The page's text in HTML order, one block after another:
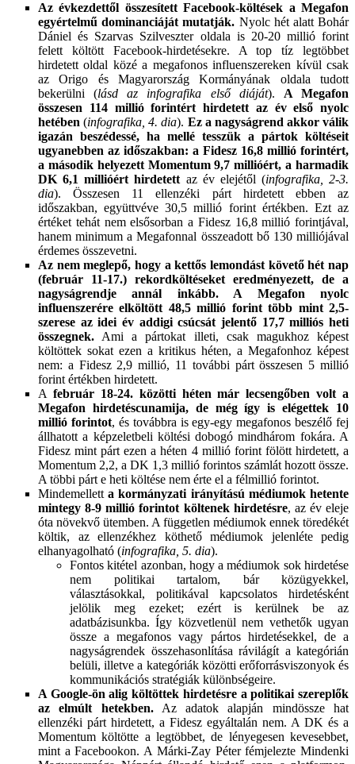
Az évkezdettől összesített Facebook-költések a Megafon
egyértelmű dominanciáját mutatják. Nyolc hét alatt Bohár
Dániel és Szarvas Szilveszter oldala is 20-20 millió forint
felett költött Facebook-hirdetésekre. A top tíz legtöbbet
hirdetett oldal közé a megafonos influenszereken kívül csak
az Origo és Magyarország Kormányának oldala tudott
bekerülni (lásd az infografika első diáját). A Megafon
összesen 114 millió forintért hirdetett az év első nyolc
hetében (infografika, 4. dia). Ez a nagyságrend akkor válik
igazán beszédessé, ha mellé tesszük a pártok költéseit
ugyanebben az időszakban: a Fidesz 16,8 millió forintért,
a második helyezett Momentum 9,7 millióért, a harmadik
DK 6,1 millióért hirdetett az év elejétől (infografika, 2-3.
dia). Összesen 11 ellenzéki párt hirdetett ebben az
időszakban, együttvéve 30,5 millió forint értékben. Ezt az
értéket tehát nem elsősorban a Fidesz 16,8 millió forintjával,
hanem minimum a Megafonnal összeadott bő 130 milliójával
érdemes összevetni.
Az nem meglepő, hogy a kettős lemondást követő hét nap
(február 11-17.) rekordköltéseket eredményezett, de a
nagyságrendje annál inkább. A Megafon nyolc
influenszerére elköltött 48,5 millió forint több mint 2,5-
szerese az idei év addigi csúcsát jelentő 17,7 milliós heti
összegnek. Ami a pártokat illeti, csak magukhoz képest
költöttek sokat ezen a kritikus héten, a Megafonhoz képest
nem: a Fidesz 2,9 millió, 11 további párt összesen 5 millió
forint értékben hirdetett.
A február 18-24. közötti héten már lecsengőben volt a
Megafon hirdetéscunamija, de még így is elégettek 10
millió forintot, és továbbra is egy-egy megafonos beszélő fej
állhatott a képzeletbeli költési dobogó mindhárom fokára. A
Fidesz mint párt ezen a héten 4 millió forint fölött hirdetett, a
Momentum 2,2, a DK 1,3 millió forintos számlát hozott össze.
A többi párt e heti költése nem érte el a félmillió forintot.
Mindemelletta kormányzati irányítású médiumok hetente
mintegy 8-9 millió forintot költenek hirdetésre, az év eleje
óta növekvő ütemben. A független médiumok ennek töredékét
költik, az ellenzékhez köthető médiumok jelenléte pedig
elhanyagolható (infografika, 5. dia).
Fontos kitétel azonban, hogy a médiumok sok hirdetése
nem politikai tartalom, bár közügyekkel,
választásokkal, politikával kapcsolatos hirdetésként
jelölik meg ezeket; ezért is kerülnek be az
adatbázisunkba. Így közvetlenül nem vethetők ugyan
össze a megafonos vagy pártos hirdetésekkel, de a
nagyságrendek összehasonlítása rávilágít a kategórián
belüli, illetve a kategóriák közötti erőforrásviszonyok és
kommunikációs stratégiák különbségeire.
A Google-ön alig költöttek hirdetésre a politikai szereplők
az elmúlt hetekben.Az adatok alapján mindössze hat
ellenzéki párt hirdetett, a Fidesz egyáltalán nem. A DK és a
Momentum költötte a legtöbbet, de lényegesen kevesebbet,
mint a Facebookon. A Márki-Zay Péter fémjelezte Mindenki